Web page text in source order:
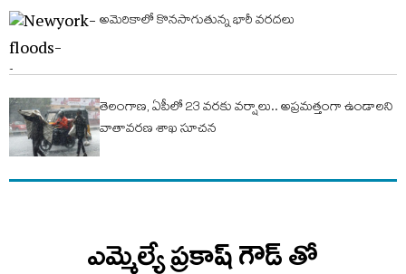
అమెరికాలో కొనసాగుతున్న భారీ వరదలు
తెలంగాణ, ఏపీలో 23 వరకు వర్షాలు.. అప్రమత్తంగా ఉండాలని
వాతావరణ శాఖ సూచన
ఎమ్మెల్యే ప్రకాష్ గౌడ్ తో